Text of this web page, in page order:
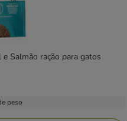
Salmão ração para gatos
peso